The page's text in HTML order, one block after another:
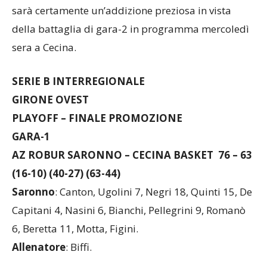
sarà certamente un’addizione preziosa in vista
della battaglia di gara-2 in programma mercoledì
sera a Cecina.
SERIE B INTERREGIONALE
GIRONE OVEST
PLAYOFF – FINALE PROMOZIONE
GARA-1
AZ ROBUR SARONNO – CECINA BASKET 76 – 63
(16-10) (40-27) (63-44)
Saronno: Canton, Ugolini 7, Negri 18, Quinti 15, De
Capitani 4, Nasini 6, Bianchi, Pellegrini 9, Romanò
6, Beretta 11, Motta, Figini.
Allenatore: Biffi.